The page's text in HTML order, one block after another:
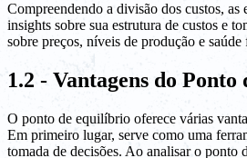
Compreendendo a divisão dos custos, as
insights sobre sua estrutura de custos e
sobre preços, níveis de produção e
1.2 - Vantagens do
O ponto de equilíbrio oferece várias
Em primeiro lugar, serve como uma
tomada de decisões. Ao analisar o ponto